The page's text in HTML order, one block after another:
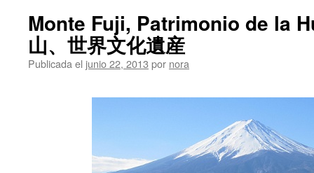
Monte Fuji, Patrimonio de la
山、世界文化遺産
Publicada el junio 22, 2013 por nora